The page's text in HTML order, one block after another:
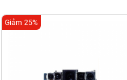
Giảm 25%